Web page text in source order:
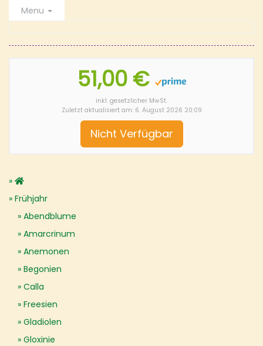
Menu
51,00 €
inkl. gesetzlicher MwSt.
Zuletzt aktualisiert am: 6. August 2026 20:09
Nicht Verfügbar
Frühjahr
Abendblume
Amarcrinum
Anemonen
Begonien
Calla
Freesien
Gladiolen
Gloxinie